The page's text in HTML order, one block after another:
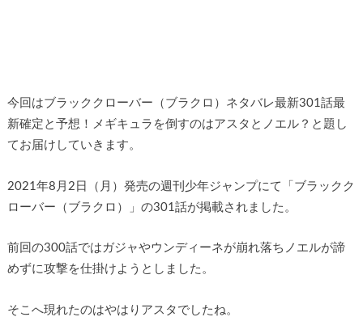
今回はブラッククローバー（ブラクロ）ネタバレ最新301話最
新確定と予想！メギキュラを倒すのはアスタとノエル？と題し
てお届けしていきます。
2021年8月2日（月）発売の週刊少年ジャンプにて「ブラックク
ローバー（ブラクロ）」の301話が掲載されました。
前回の300話ではガジャやウンディーネが崩れ落ちノエルが諦
めずに攻撃を仕掛けようとしました。
そこへ現れたのはやはりアスタでしたね。